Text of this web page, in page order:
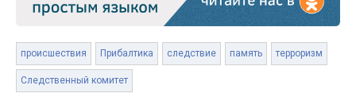
происшествия Прибалтика следствие память терроризм
Следственный комитет